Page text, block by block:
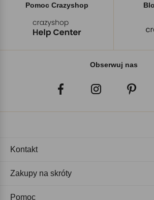
Pomoc Crazyshop
Obserwuj nas
Kontakt
Zakupy na skróty
Pomoc